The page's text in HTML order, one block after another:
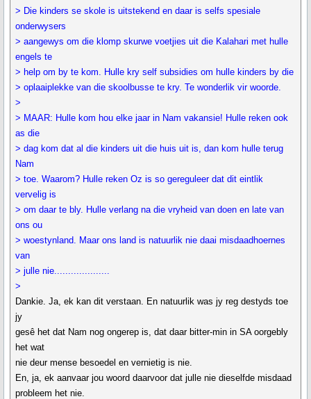
> Die kinders se skole is uitstekend en daar is selfs spesiale
onderwysers
> aangewys om die klomp skurwe voetjies uit die Kalahari met hulle
engels te
> help om by te kom. Hulle kry self subsidies om hulle kinders by die
> oplaaiplekke van die skoolbusse te kry. Te wonderlik vir woorde.
>
> MAAR: Hulle kom hou elke jaar in Nam vakansie! Hulle reken ook
as die
> dag kom dat al die kinders uit die huis uit is, dan kom hulle terug
Nam
> toe. Waarom? Hulle reken Oz is so gereguleer dat dit eintlik
vervelig is
> om daar te bly. Hulle verlang na die vryheid van doen en late van
ons ou
> woestynland. Maar ons land is natuurlik nie daai misdaadhoernes
van
> julle nie....................
>
Dankie. Ja, ek kan dit verstaan. En natuurlik was jy reg destyds toe
jy
gesê het dat Nam nog ongerep is, dat daar bitter-min in SA oorgebly
het wat
nie deur mense besoedel en vernietig is nie.
En, ja, ek aanvaar jou woord daarvoor dat julle nie dieselfde misdaad
probleem het nie.